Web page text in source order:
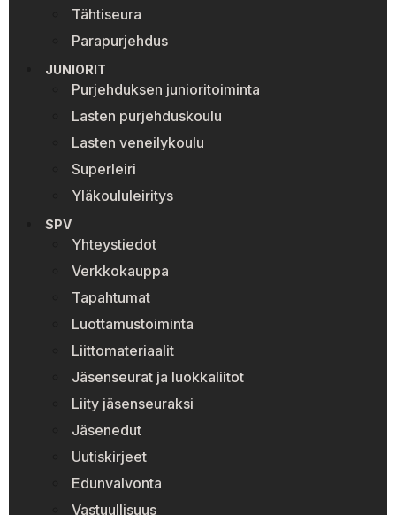
Tähtiseura
Parapurjehdus
JUNIORIT
Purjehduksen junioritoiminta
Lasten purjehduskoulu
Lasten veneilykoulu
Superleiri
Yläkoululeiritys
SPV
Yhteystiedot
Verkkokauppa
Tapahtumat
Luottamustoiminta
Liittomateriaalit
Jäsenseurat ja luokkaliitot
Liity jäsenseuraksi
Jäsenedut
Uutiskirjeet
Edunvalvonta
Vastuullisuus